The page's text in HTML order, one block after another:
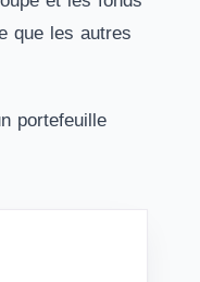
que les autres
portefeuille